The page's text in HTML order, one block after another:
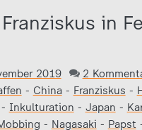
in
2019 2
- China- Franziskus -
- Inkulturation - Japan -
- Nagasaki - Papst